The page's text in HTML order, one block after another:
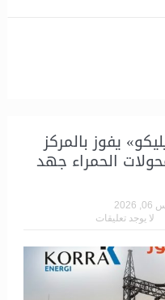
يفوز بالمركز
الحمراء جهد
لا يوجد تعليقات